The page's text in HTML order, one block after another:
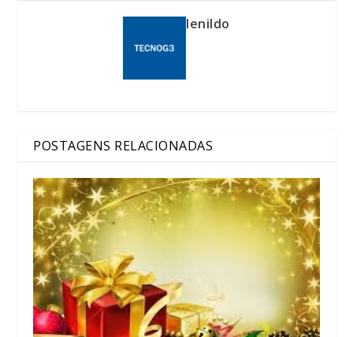
lenildo
POSTAGENS RELACIONADAS